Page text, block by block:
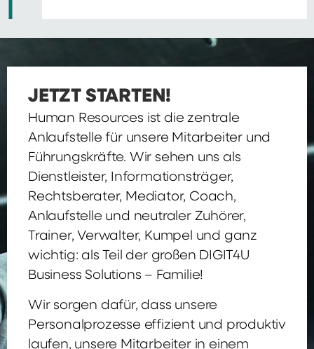
JETZT STARTEN!
Human Resources ist die zentrale
Anlaufstelle für unsere Mitarbeiter und
Führungskräfte. Wir sehen uns als
Dienstleister, Informationsträger,
Rechtsberater, Mediator, Coach,
Anlaufstelle und neutraler Zuhörer,
Trainer, Verwalter, Kumpel und ganz
wichtig: als Teil der großen DIGIT4U
Business Solutions – Familie!
Wir sorgen dafür, dass unsere
Personalprozesse effizient und produktiv
laufen, unsere Mitarbeiter in einem